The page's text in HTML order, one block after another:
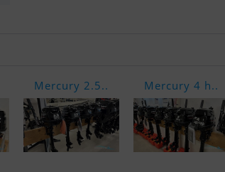
Mercury 2.5.. Mercury 4 h..